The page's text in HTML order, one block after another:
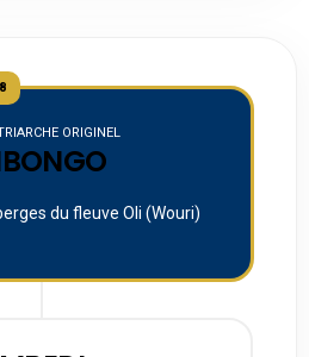
ORIGINEL
du fleuve Oli (Wouri)